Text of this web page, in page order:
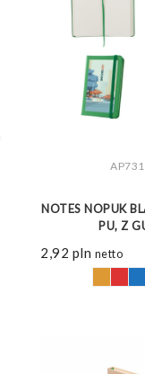
NOTES NOPUK
PU, Z
2,92 pln netto